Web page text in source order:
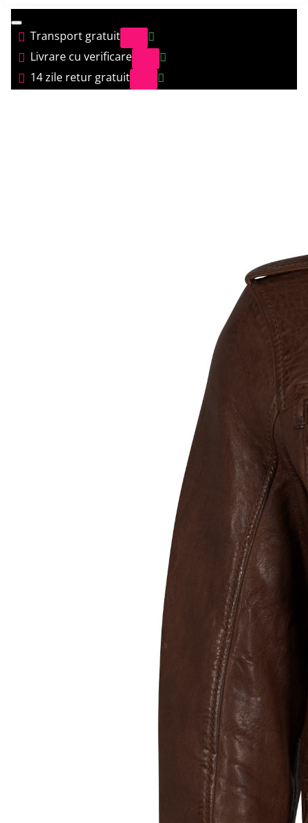
Transport gratuit
Livrare cu verificare
14 zile retur gratuit